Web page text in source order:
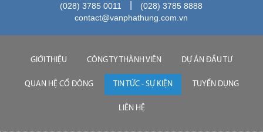
(028) 3785 0011
(028) 3785 8888
contact@vanphathung.com.vn
GIỚI THIỆU CÔNG TY THÀNH VIÊN DỰ ÁN ĐẦU TƯ
QUAN HỆ CỔ ĐÔNG TIN TỨC - SỰ KIỆN TUYỂN DỤNG
LIÊN HỆ